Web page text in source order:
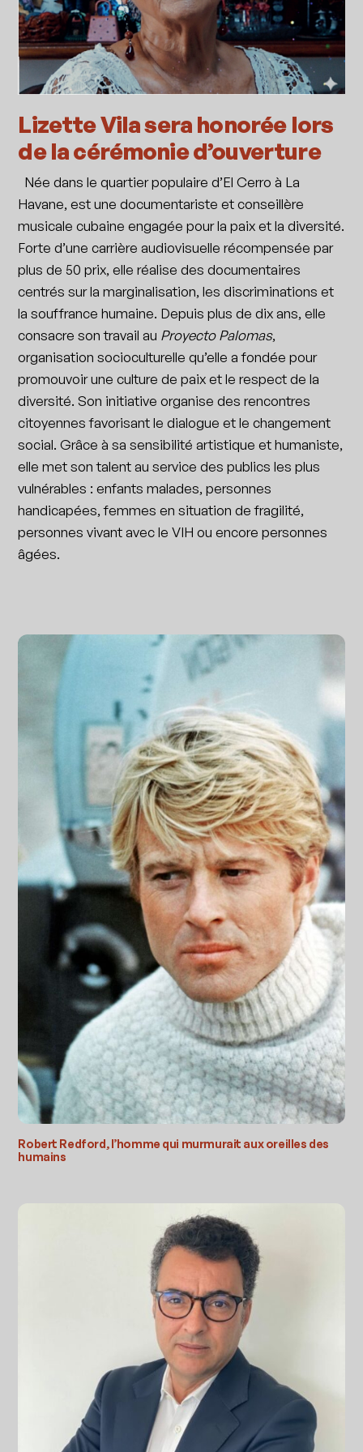
Lizette Vila sera honorée lors
de la cérémonie d’ouverture
Née dans le quartier populaire d’El Cerro à La
Havane, est une documentariste et conseillère
musicale cubaine engagée pour la paix et la diversité.
Forte d’une carrière audiovisuelle récompensée par
plus de 50 prix, elle réalise des documentaires
centrés sur la marginalisation, les discriminations et
la souffrance humaine. Depuis plus de dix ans, elle
consacre son travail au Proyecto Palomas,
organisation socioculturelle qu’elle a fondée pour
promouvoir une culture de paix et le respect de la
diversité. Son initiative organise des rencontres
citoyennes favorisant le dialogue et le changement
social. Grâce à sa sensibilité artistique et humaniste,
elle met son talent au service des publics les plus
vulnérables : enfants malades, personnes
handicapées, femmes en situation de fragilité,
personnes vivant avec le VIH ou encore personnes
âgées.
Robert Redford, l’homme qui murmurait aux oreilles des
humains